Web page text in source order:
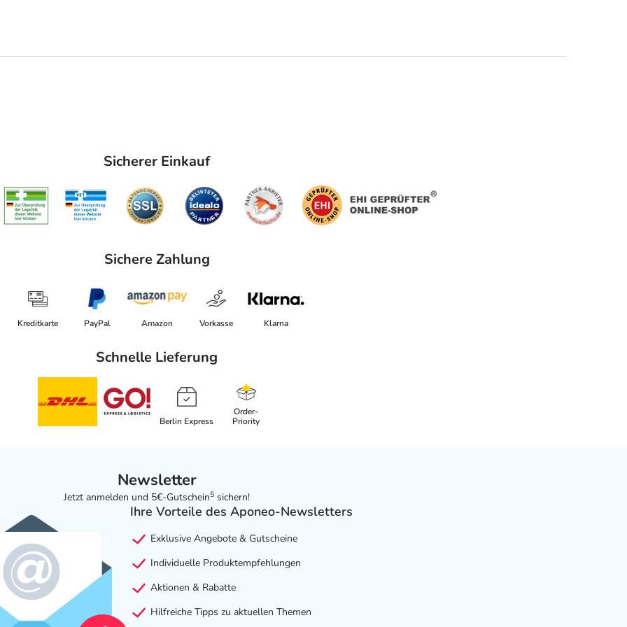
Sicherer Einkauf
Sichere Zahlung
Kreditkarte PayPal Amazon Vorkasse Klarna
Schnelle Lieferung
Berlin Express
Order-
Priority
Newsletter
Jetzt anmelden und 5€-Gutschein5 sichern!
Ihre Vorteile des Aponeo-Newsletters
Exklusive Angebote & Gutscheine
Individuelle Produktempfehlungen
Aktionen & Rabatte
Hilfreiche Tipps zu aktuellen Themen